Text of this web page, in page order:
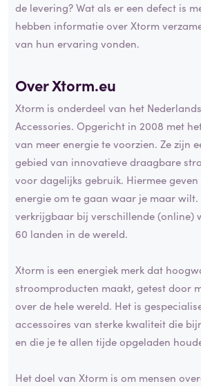
de levering? Wat als er een defect is
hebben informatie over Xtorm
van hun ervaring vonden.
Over Xtorm.eu
Xtorm is onderdeel van het
Accessories. Opgericht in 2008 met
van meer energie te voorzien. Ze zijn
gebied van innovatieve draagbare
voor dagelijks gebruik. Hiermee
energie om te gaan waar je maar wilt.
verkrijgbaar bij verschillende (online)
60 landen in de wereld.
Xtorm is een energiek merk dat
stroomproducten maakt, getest door
over de hele wereld. Het is
accessoires van sterke kwaliteit die
en die je te allen tijde opgeladen
Het doel van Xtorm is om mensen